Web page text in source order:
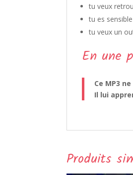
tu veux
tu es
tu veux un
En une
Ce MP3
Il lui
Produits